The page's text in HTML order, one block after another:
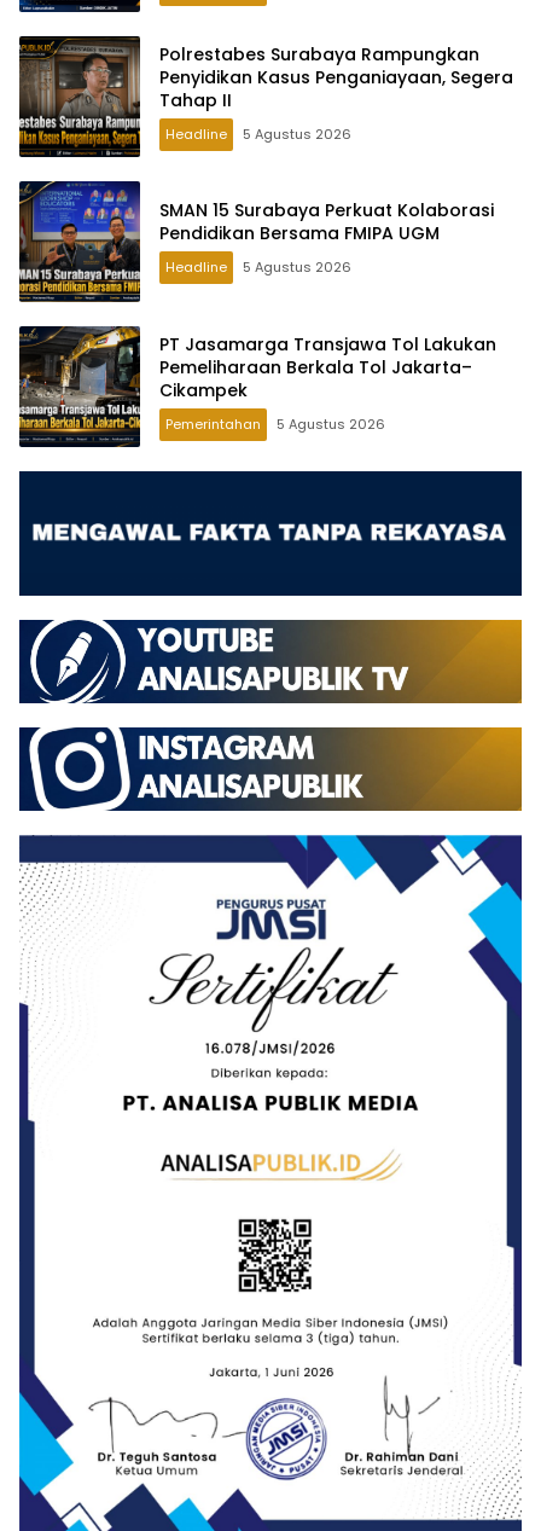
Polrestabes Surabaya Rampungkan
Penyidikan Kasus Penganiayaan, Segera
Tahap II
Headline 5 Agustus 2026
SMAN 15 Surabaya Perkuat Kolaborasi
Pendidikan Bersama FMIPA UGM
Headline 5 Agustus 2026
PT Jasamarga Transjawa Tol Lakukan
Pemeliharaan Berkala Tol Jakarta–
Cikampek
Pemerintahan 5 Agustus 2026